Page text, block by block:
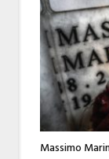
Massimo